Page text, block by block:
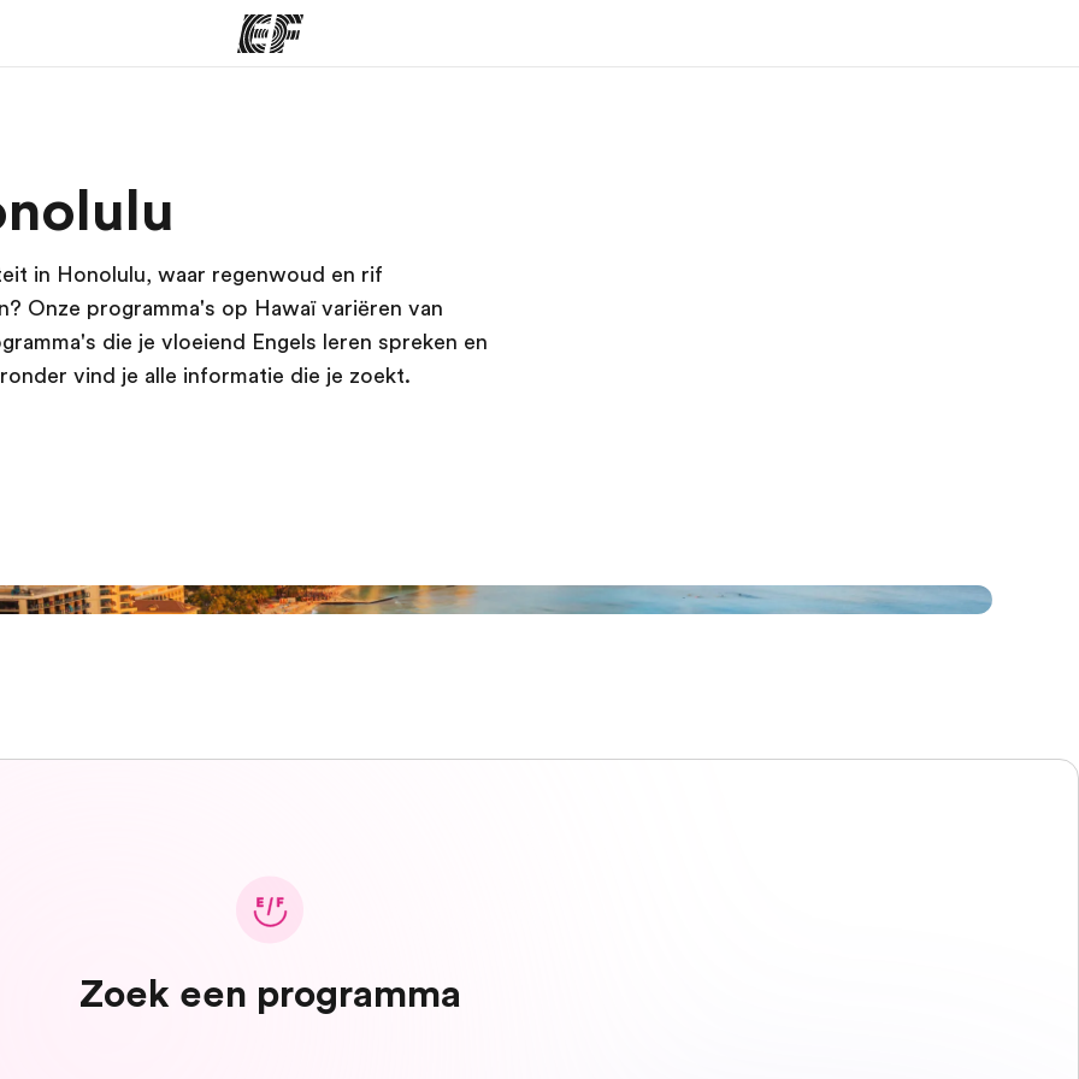
we doen
in Honolulu, waar regenwoud en rif
Onze programma's op Hawaï variëren van
die je vloeiend Engels leren spreken en
vind je alle informatie die je zoekt.
Zoek een programma